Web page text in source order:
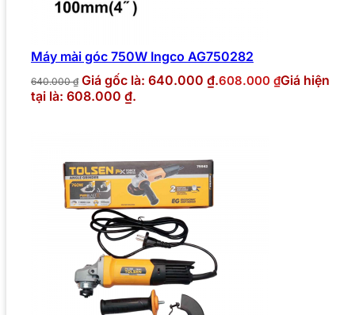
Máy mài góc 750W Ingco AG750282
640.000₫ Giá gốc là: 640.000 ₫.608.000 ₫Giá hiện
tại là: 608.000 ₫.